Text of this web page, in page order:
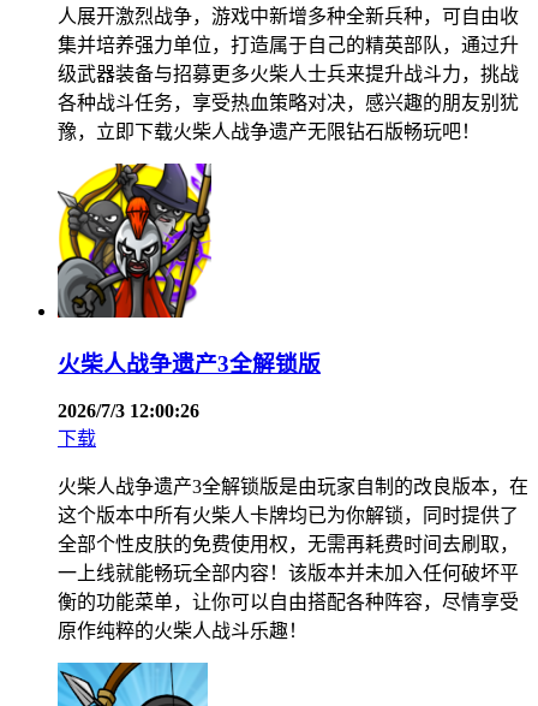
人展开激烈战争，游戏中新增多种全新兵种，可自由收
集并培养强力单位，打造属于自己的精英部队，通过升
级武器装备与招募更多火柴人士兵来提升战斗力，挑战
各种战斗任务，享受热血策略对决，感兴趣的朋友别犹
豫，立即下载火柴人战争遗产无限钻石版畅玩吧！
火柴人战争遗产3全解锁版
2026/7/3 12:00:26
下载
火柴人战争遗产3全解锁版是由玩家自制的改良版本，在
这个版本中所有火柴人卡牌均已为你解锁，同时提供了
全部个性皮肤的免费使用权，无需再耗费时间去刷取，
一上线就能畅玩全部内容！该版本并未加入任何破坏平
衡的功能菜单，让你可以自由搭配各种阵容，尽情享受
原作纯粹的火柴人战斗乐趣！